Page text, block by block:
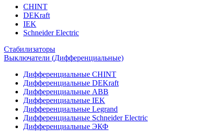
CHINT
DEKraft
IEK
Schneider Electric
Стабилизаторы
Выключатели (Дифференциальные)
Дифференциальные CHINT
Дифференциальные DEKraft
Дифференциальные ABB
Дифференциальные IEK
Дифференциальные Legrand
Дифференциальные Schneider Electric
Дифференциальные ЭКФ